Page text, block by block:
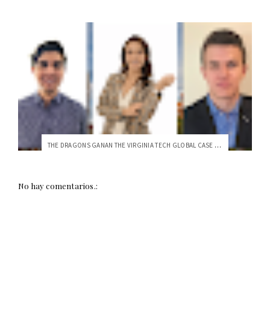
THE DRAGONS GANAN THE VIRGINIA TECH GLOBAL CASE CHALLENGE
No hay comentarios.: